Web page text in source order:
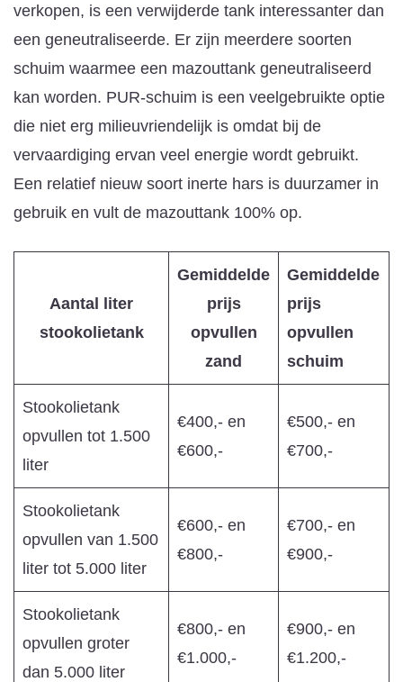
verkopen, is een verwijderde tank interessanter dan
een geneutraliseerde. Er zijn meerdere soorten
schuim waarmee een mazouttank geneutraliseerd
kan worden. PUR-schuim is een veelgebruikte optie
die niet erg milieuvriendelijk is omdat bij de
vervaardiging ervan veel energie wordt gebruikt.
Een relatief nieuw soort inerte hars is duurzamer in
gebruik en vult de mazouttank 100% op.
Aantal liter
stookolietank
Gemiddelde
prijs
opvullen
zand
Gemiddelde
prijs
opvullen
schuim
Stookolietank
opvullen tot 1.500
liter
€400,- en
€600,-
€500,- en
€700,-
Stookolietank
opvullen van 1.500
liter tot 5.000 liter
€600,- en
€800,-
€700,- en
€900,-
Stookolietank
opvullen groter
dan 5.000 liter
€800,- en
€1.000,-
€900,- en
€1.200,-